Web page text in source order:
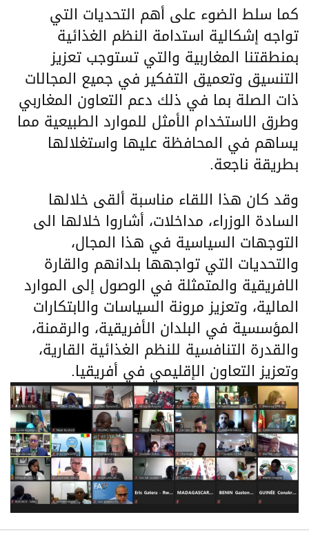
كما سلط الضوء على أهم التحديات التي
تواجه إشكالية استدامة النظم الغذائية
بمنطقتنا المغاربية والتي تستوجب تعزيز
التنسيق وتعميق التفكير في جميع المجالات
ذات الصلة بما في ذلك دعم التعاون المغاربي
وطرق الاستخدام الأمثل للموارد الطبيعية مما
يساهم في المحافظة عليها واستغلالها
بطريقة ناجعة.
وقد كان هذا اللقاء مناسبة ألقى خلالها
السادة الوزراء، مداخلات، أشاروا خلالها الى
التوجهات السياسية في هذا المجال،
والتحديات التي تواجهها بلدانهم والقارة
الافريقية والمتمثلة في الوصول إلى الموارد
المالية، وتعزيز مرونة السياسات والابتكارات
المؤسسية في البلدان الأفريقية، والرقمنة،
والقدرة التنافسية للنظم الغذائية القارية،
وتعزيز التعاون الإقليمي في أفريقيا.